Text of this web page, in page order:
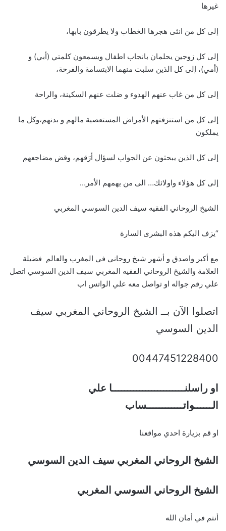
غيرها
إلى كل من انثى هجرها الخطاب ولا يطرقون بابها،
إلى كل زوجين يحلمان بانجاب اطفال ويسمعون كلمتي (أبي) و
(أمي)، إلى كل الذين سلبت منهما الابتسامة والفرحة،
إلى كل من غاب عنهم الهدوء و ضلت عنهم السكينة، والراحة
إلى كل من استنزفتهم الأمراض المستعصية مالهم و بدنهم،وكل ما
يملكون
إلى كل الذين يبحثون عن الجواب لسؤال أرَقهم، وقض مضاجعهم
إلى كل هؤلاء واولائك… الى من يهمهم الأمر…
الشيخ الروحاني الفقيه سيف الدين السوسي المغربي
“يزف اليكم هذه البشرى السارة
مع أكبر واصدق و أشهر شيخ روحاني في المغرب والعالم فضيلة
العلامة والشيخ الروحاني الفقيه المغربي سيف الدين السوسي اتصل
علي رقم جواله او تواصل معه علي الواتس اب
اتصلوا الآن بــ الشيخ الروحاني المغربي سيف
الدين السوسي
00447451228400
او راسلنــــــــــــــــــــــــا علي
الــــــواتــــــــــــساب
او قم بزيارة احدي مواقعنا
الشيخ الروحاني المغربي سيف الدين السوسي
الشيخ الروحاني السوسي المغربي
أنتم في أمان الله